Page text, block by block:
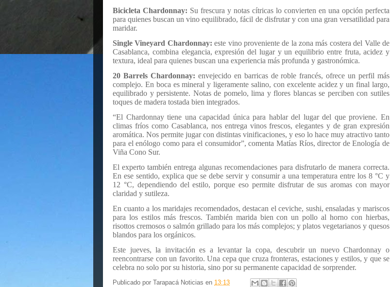
Bicicleta Chardonnay: Su frescura y notas cítricas lo convierten en una opción perfecta
para quienes buscan un vino equilibrado, fácil de disfrutar y con una gran versatilidad para
maridar.
Single Vineyard Chardonnay: este vino proveniente de la zona más costera del Valle de
Casablanca, combina elegancia, expresión del lugar y un equilibrio entre fruta, acidez y
textura, ideal para quienes buscan una experiencia más profunda y gastronómica.
20 Barrels Chardonnay: envejecido en barricas de roble francés, ofrece un perfil más
complejo. En boca es mineral y ligeramente salino, con excelente acidez y un final largo,
equilibrado y persistente. Notas de pomelo, lima y flores blancas se perciben con sutiles
toques de madera tostada bien integrados.
“El Chardonnay tiene una capacidad única para hablar del lugar del que proviene. En
climas fríos como Casablanca, nos entrega vinos frescos, elegantes y de gran expresión
aromática. Nos permite jugar con distintas vinificaciones, y eso lo hace muy atractivo tanto
para el enólogo como para el consumidor”, comenta Matías Ríos, director de Enología de
Viña Cono Sur.
El experto también entrega algunas recomendaciones para disfrutarlo de manera correcta.
En ese sentido, explica que se debe servir y consumir a una temperatura entre los 8 °C y
12 °C, dependiendo del estilo, porque eso permite disfrutar de sus aromas con mayor
claridad y sutileza.
En cuanto a los maridajes recomendados, destacan el ceviche, sushi, ensaladas y mariscos
para los estilos más frescos. También marida bien con un pollo al horno con hierbas,
risottos cremosos o salmón grillado para los más complejos; y platos vegetarianos y quesos
blandos para los orgánicos.
Este jueves, la invitación es a levantar la copa, descubrir un nuevo Chardonnay o
reencontrarse con un favorito. Una cepa que cruza fronteras, estaciones y estilos, y que se
celebra no solo por su historia, sino por su permanente capacidad de sorprender.
Publicado por Tarapacá Noticias en 13:13